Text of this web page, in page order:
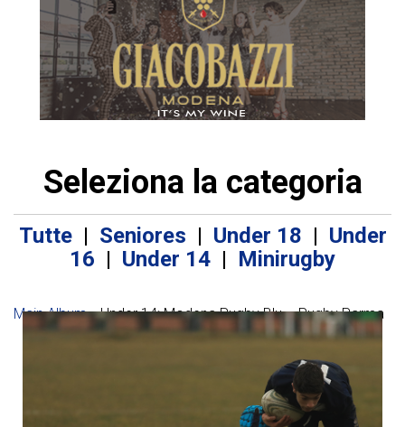
Seleziona la categoria
Tutte| Seniores | Under 18 | Under
16 | Under 14 | Minirugby
Main Album» Under 14: Modena Rugby Blu – Rugby Parma